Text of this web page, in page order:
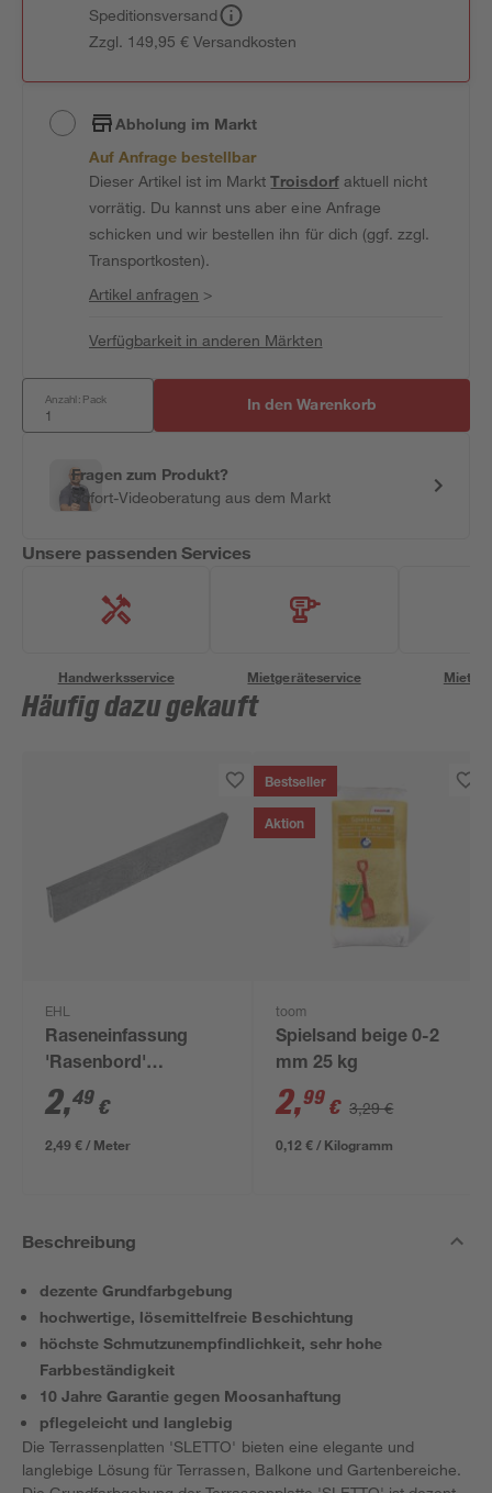
Speditionsversand
Zzgl. 149,95 € Versandkosten
Abholung im Markt
Auf Anfrage bestellbar
Dieser Artikel ist im MarktTroisdorfaktuell nicht
vorrätig. Du kannst uns aber eine Anfrage
schicken und wir bestellen ihn für dich (ggf. zzgl.
Transportkosten).
Artikel anfragen >
Verfügbarkeit in anderen Märkten
Anzahl: Pack In den Warenkorb
Fragen zum Produkt?
Sofort-Videoberatung aus dem Markt
Unsere passenden Services
Handwerksservice Mietgeräteservice
Häufig dazu gekauft
EHL
Raseneinfassung
'Rasenbord'
beidseitig abgerundet
5 x 25 x 100 cm grau
2,49 €
2,49 € / Meter
Bestseller
Aktion
toom
Spielsand beige 0-2
mm 25 kg
2,99 € 3,29 €
0,12 € / Kilogramm
Beschreibung
dezente Grundfarbgebung
hochwertige, lösemittelfreie Beschichtung
höchste Schmutzunempfindlichkeit, sehr hohe
Farbbeständigkeit
10 Jahre Garantie gegen Moosanhaftung
pflegeleicht und langlebig
Die Terrassenplatten 'SLETTO' bieten eine elegante und
langlebige Lösung für Terrassen, Balkone und Gartenbereiche.